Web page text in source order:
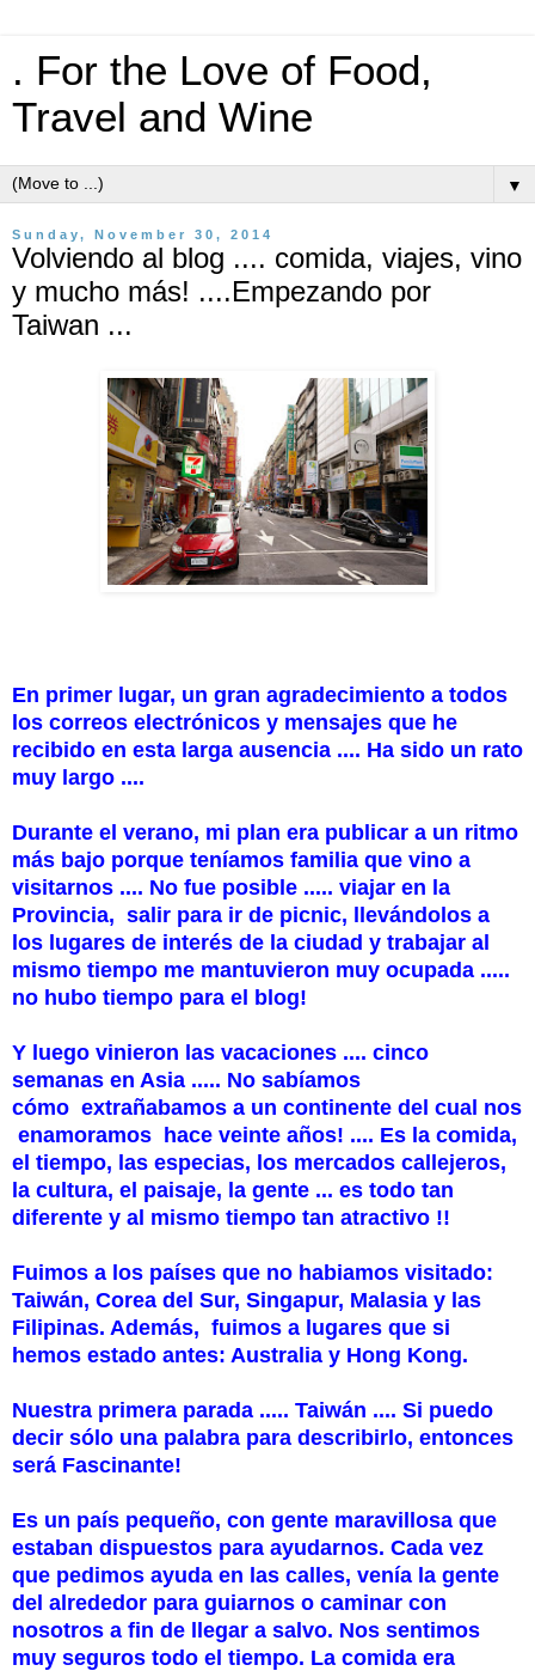
. For the Love of Food,
Travel and Wine
▼
Sunday, November 30, 2014
Volviendo al blog .... comida, viajes, vino
y mucho más! ....Empezando por
Taiwan ...
En primer lugar, un gran agradecimiento a todos
los correos electrónicos y mensajes que he
recibido en esta larga ausencia .... Ha sido un rato
muy largo ....
Durante el verano, mi plan era publicar a un ritmo
más bajo porque teníamos familia que vino a
visitarnos .... No fue posible ..... viajar en la
Provincia, salir para ir de picnic, llevándolos a
los lugares de interés de la ciudad y trabajar al
mismo tiempo me mantuvieron muy ocupada .....
no hubo tiempo para el blog!
Y luego vinieron las vacaciones .... cinco
semanas en Asia ..... No sabíamos
cómo extrañabamos a un continente del cual nos
enamoramos hace veinte años! .... Es la comida,
el tiempo, las especias, los mercados callejeros,
la cultura, el paisaje, la gente ... es todo tan
diferente y al mismo tiempo tan atractivo !!
Fuimos a los países que no habiamos visitado:
Taiwán, Corea del Sur, Singapur, Malasia y las
Filipinas. Además, fuimos a lugares que si
hemos estado antes: Australia y Hong Kong.
Nuestra primera parada ..... Taiwán .... Si puedo
decir sólo una palabra para describirlo, entonces
será Fascinante!
Es un país pequeño, con gente maravillosa que
estaban dispuestos para ayudarnos. Cada vez
que pedimos ayuda en las calles, venía la gente
del alrededor para guiarnos o caminar con
nosotros a fin de llegar a salvo. Nos sentimos
muy seguros todo el tiempo. La comida era